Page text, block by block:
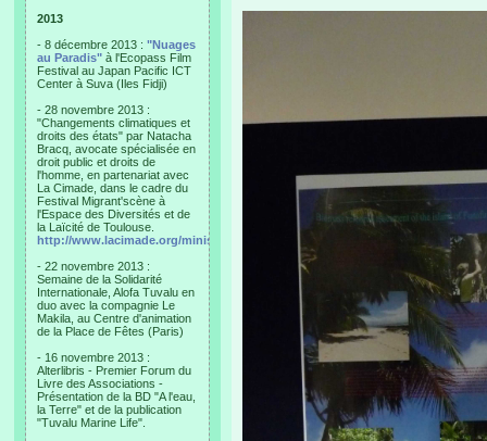
2013
- 8 décembre 2013 : "Nuages
au Paradis" à l'Ecopass Film
Festival au Japan Pacific ICT
Center à Suva (Iles Fidji)
- 28 novembre 2013 :
"Changements climatiques et
droits des états" par Natacha
Bracq, avocate spécialisée en
droit public et droits de
l'homme, en partenariat avec
La Cimade, dans le cadre du
Festival Migrant'scène à
l'Espace des Diversités et de
la Laïcité de Toulouse.
http://www.lacimade.org/minisites/migrantscene
- 22 novembre 2013 :
Semaine de la Solidarité
Internationale, Alofa Tuvalu en
duo avec la compagnie Le
Makila, au Centre d'animation
de la Place de Fêtes (Paris)
- 16 novembre 2013 :
Alterlibris - Premier Forum du
Livre des Associations -
Présentation de la BD "A l'eau,
la Terre" et de la publication
"Tuvalu Marine Life".